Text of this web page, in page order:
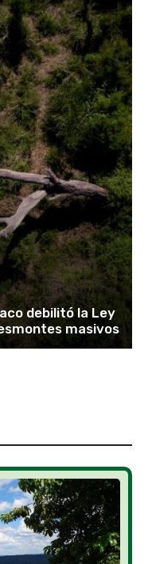
debilitó la Ley
masivos